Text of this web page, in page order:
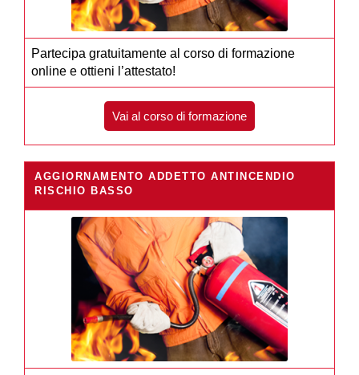
Partecipa gratuitamente al corso di formazione
online e ottieni l’attestato!
Vai al corso di formazione
AGGIORNAMENTO ADDETTO ANTINCENDIO
RISCHIO BASSO